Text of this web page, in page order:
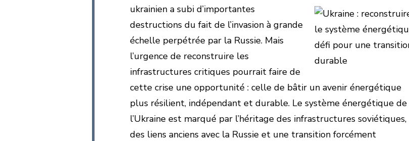
ukrainien a subi d’importantes
destructions du fait de l’invasion à grande
échelle perpétrée par la Russie. Mais
l’urgence de reconstruire les
infrastructures critiques pourrait faire de
cette crise une opportunité : celle de bâtir un avenir énergétique
plus résilient, indépendant et durable. Le système énergétique de
l’Ukraine est marqué par l’héritage des infrastructures soviétiques,
des liens anciens avec la Russie et une transition forcément